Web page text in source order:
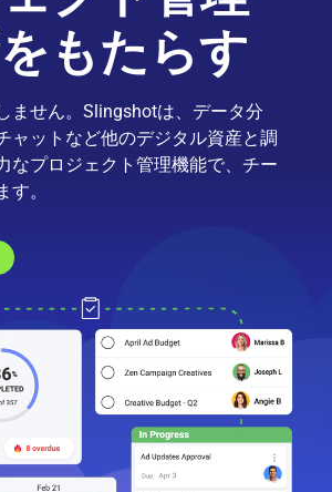
もたらす
ません。Slingshotは、データ分
ャットなど他のデジタル資産と調
なプロジェクト管理機能で、チー
。